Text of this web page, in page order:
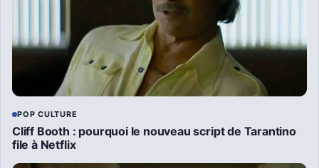
POP CULTURE
Cliff Booth : pourquoi le nouveau script de Tarantino
file à Netflix